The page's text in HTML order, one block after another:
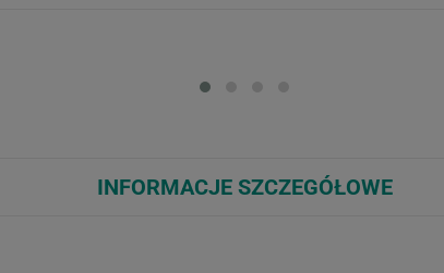
INFORMACJE SZCZEGÓŁOWE